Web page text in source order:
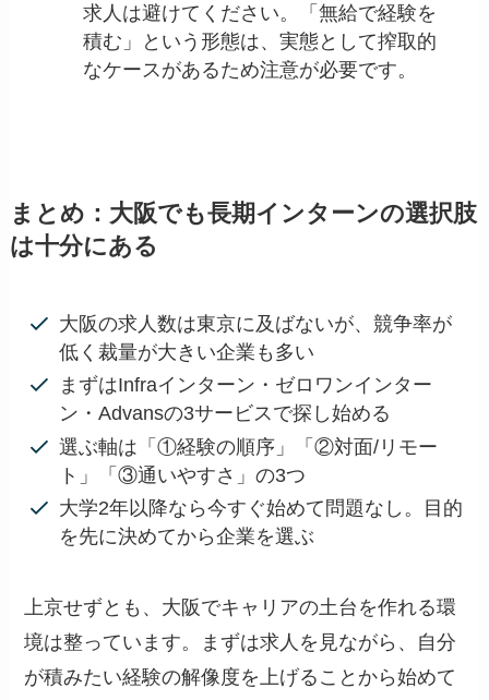
求人は避けてください。「無給で経験を
積む」という形態は、実態として搾取的
なケースがあるため注意が必要です。
まとめ：大阪でも長期インターンの選択肢
は十分にある
大阪の求人数は東京に及ばないが、競争率が
低く裁量が大きい企業も多い
まずはInfraインターン・ゼロワンインター
ン・Advansの3サービスで探し始める
選ぶ軸は「①経験の順序」「②対面/リモー
ト」「③通いやすさ」の3つ
大学2年以降なら今すぐ始めて問題なし。目的
を先に決めてから企業を選ぶ
上京せずとも、大阪でキャリアの土台を作れる環
境は整っています。まずは求人を見ながら、自分
が積みたい経験の解像度を上げることから始めて